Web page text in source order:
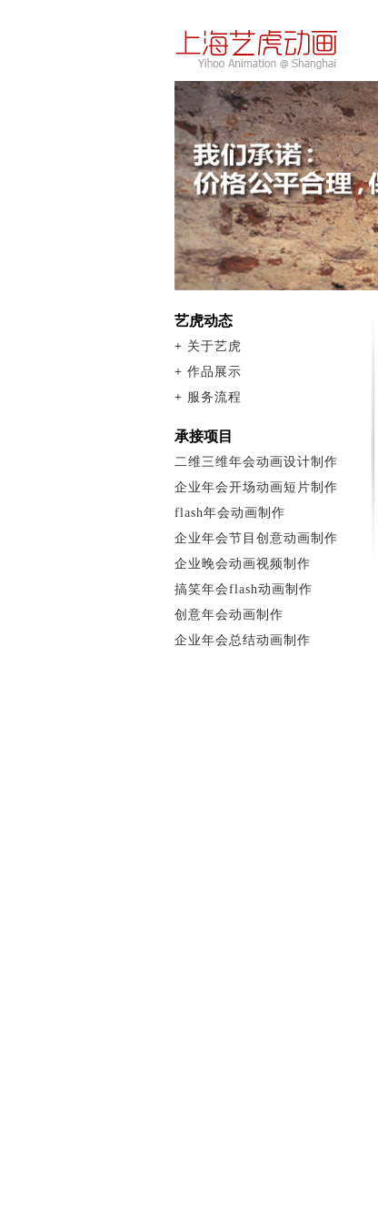
艺虎动态
+ 关于艺虎
+ 作品展示
+ 服务流程
承接项目
二维三维年会动画设计制作
企业年会开场动画短片制作
flash年会动画制作
企业年会节目创意动画制作
企业晚会动画视频制作
搞笑年会flash动画制作
创意年会动画制作
企业年会总结动画制作